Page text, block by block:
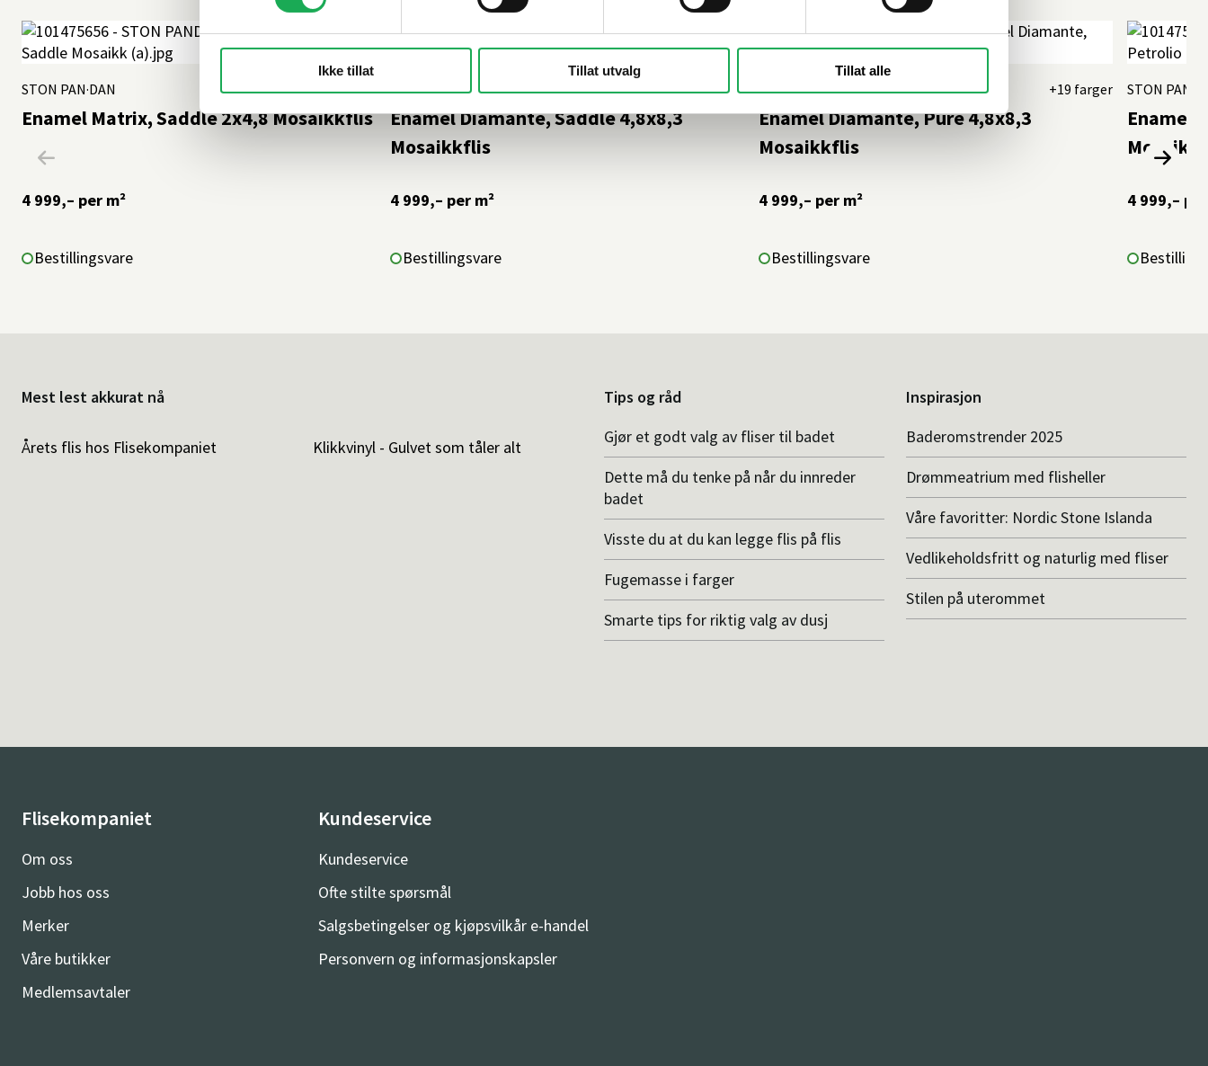
Ikke tillat Tillat utvalg Tillat alle
Enamel Matrix, Saddle 2x4,8 Mosaikkflis
STON PAN·DAN +14 farger
4 999,– per m²
Bestillingsvare
Enamel Diamante, Saddle 4,8x8,3
Mosaikkflis
STON PAN·DAN +19 farger
4 999,– per m²
Bestillingsvare
Enamel Diamante, Pure 4,8x8,3
Mosaikkflis
STON PAN·DAN +19 farger
4 999,– per m²
Bestillingsvare
Enamel
STON
4 999,–
Mest lest akkurat nå
Årets flis hos Flisekompaniet Klikkvinyl - Gulvet som tåler alt
Tips og råd
Gjør et godt valg av fliser til badet
Dette må du tenke på når du innreder
badet
Visste du at du kan legge flis på flis
Fugemasse i farger
Smarte tips for riktig valg av dusj
Inspirasjon
Baderomstrender 2025
Drømmeatrium med flisheller
Våre favoritter: Nordic Stone Islanda
Vedlikeholdsfritt og naturlig med fliser
Stilen på uterommet
Flisekompaniet
Om oss
Jobb hos oss
Merker
Våre butikker
Medlemsavtaler
Kundeservice
Kundeservice
Ofte stilte spørsmål
Salgsbetingelser og kjøpsvilkår e-handel
Personvern og informasjonskapsler